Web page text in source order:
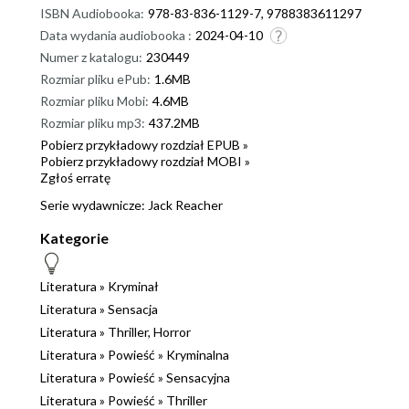
ofiarnymi, którzy będą pociągnięci do
odpowiedzialności, gdyby misja się nie powiodła?
Warto przeczytać tę powieść do końca, żeby
dowiedzieć się, jaki będzie finał. Powiem wam, że ta
seria mi się jeszcze nie znudziła. 28 tom, a ja ciągle
chcę więcej. Mam nadzieję, że autorzy piszą już
następną część. Uwielbiam takie sensacyjne
powieści, w których dosłownie wszystko może się
zbudowany mężczyzna przyciąga kobiety jak magnes.
Czy i tym razem znajdzie się jakaś dama, która nie
będzie potrafiła oprzeć się jego urokowi? Oczywiście
ja wam tego nie zdradzę. Jeżeli tak jak ja uwielbiacie
powieści sensacyjne, to śmiało sięgnijcie po "Sekret"
Lee Childa i Andrewa Childa. Nie musicie znać
poprzednich części, żeby zrozumieć tę historię,
dlatego śmiało po nią sięgnijcie. Ps. Nie bójcie się,
ISBN Audiobooka: 978-83-836-1129-7, 9788383611297
Data wydania audiobooka : 2024-04-10
Numer z katalogu: 230449
Rozmiar pliku ePub: 1.6MB
Rozmiar pliku Mobi: 4.6MB
Rozmiar pliku mp3: 437.2MB
Pobierz przykładowy rozdział EPUB »
Pobierz przykładowy rozdział MOBI »
Zgłoś erratę
Serie wydawnicze: Jack Reacher
Kategorie
Literatura » Kryminał
Literatura » Sensacja
Literatura » Thriller, Horror
Literatura » Powieść » Kryminalna
Literatura » Powieść » Sensacyjna
Literatura » Powieść » Thriller